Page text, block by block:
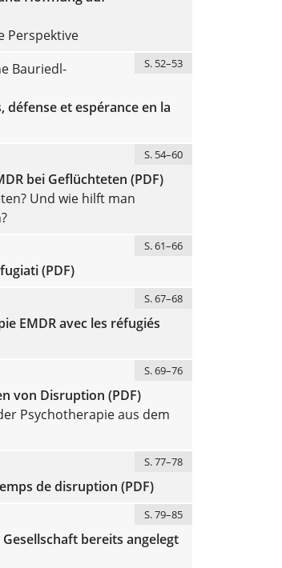
Perspektive
Bauriedl-
S. 52–53
défense et espérance en la
S. 54–60
bei Geflüchteten (PDF)
Und wie hilft man
S. 61–66
(PDF)
S. 67–68
EMDR avec les réfugiés
S. 69–76
von Disruption (PDF)
Psychotherapie aus dem
S. 77–78
de disruption (PDF)
S. 79–85
bereits angelegt